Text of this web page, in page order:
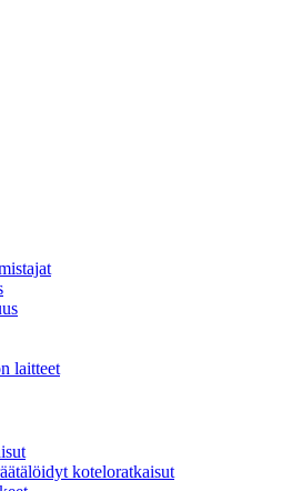
laitteet
koteloratkaisut